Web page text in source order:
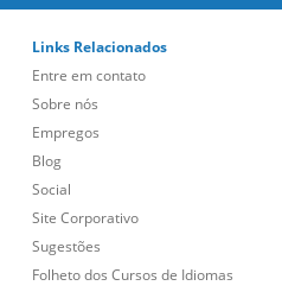
Links Relacionados
Entre em contato
Sobre nós
Empregos
Blog
Social
Site Corporativo
Sugestões
Folheto dos Cursos de Idiomas